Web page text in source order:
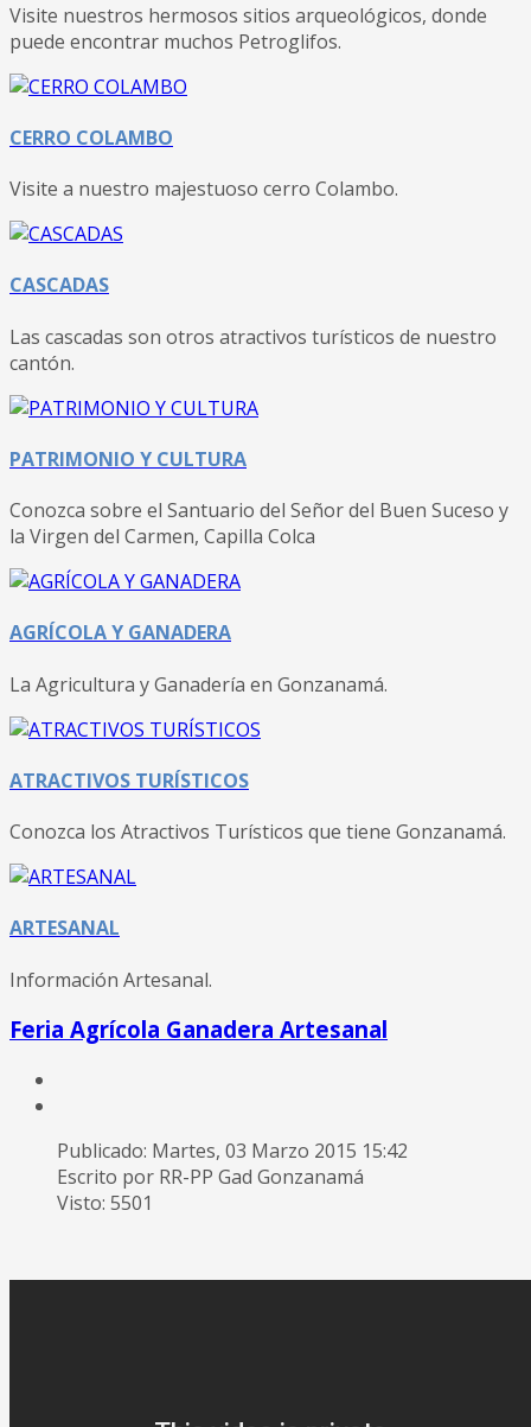
Visite nuestros hermosos sitios arqueológicos, donde
puede encontrar muchos Petroglifos.
CERRO COLAMBO
Visite a nuestro majestuoso cerro Colambo.
CASCADAS
Las cascadas son otros atractivos turísticos de nuestro
cantón.
PATRIMONIO Y CULTURA
Conozca sobre el Santuario del Señor del Buen Suceso y
la Virgen del Carmen, Capilla Colca
AGRÍCOLA Y GANADERA
La Agricultura y Ganadería en Gonzanamá.
ATRACTIVOS TURÍSTICOS
Conozca los Atractivos Turísticos que tiene Gonzanamá.
ARTESANAL
Información Artesanal.
Feria Agrícola Ganadera Artesanal
Publicado: Martes, 03 Marzo 2015 15:42
Escrito por RR-PP Gad Gonzanamá
Visto: 5501